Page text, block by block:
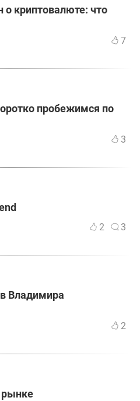
о криптовалюте: что
7
пробежимся по
3
2 3
Владимира
2
рынке